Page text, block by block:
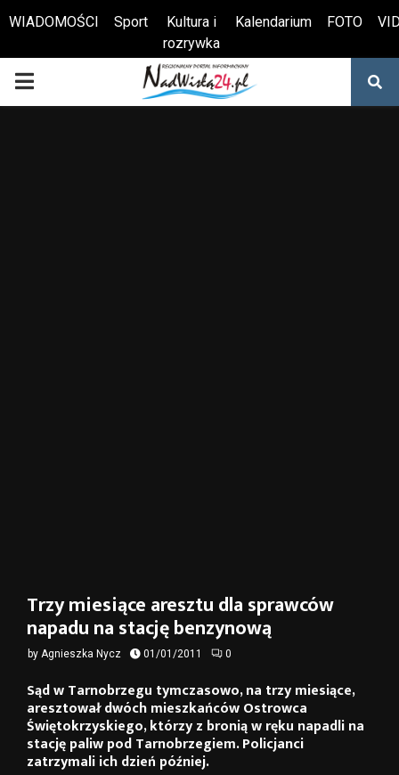
Otwórz pasek narzędzi
WIADOMOŚCI Sport
Kultura i
rozrywka
Kalendarium FOTO
PRIMARY
Trzy miesiące aresztu dla sprawców
napadu na stację benzynową
by Agnieszka Nycz 01/01/2011 0
Sąd w Tarnobrzegu tymczasowo, na trzy miesiące,
aresztował dwóch mieszkańców Ostrowca
Świętokrzyskiego, którzy z bronią w ręku napadli na
stację paliw pod Tarnobrzegiem. Policjanci
zatrzymali ich dzień później.